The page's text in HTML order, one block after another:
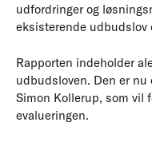
udfordringer og
eksisterende udbudslov
Rapporten indeholder
udbudsloven. Den er
Simon Kollerup, som vil
evalueringen.